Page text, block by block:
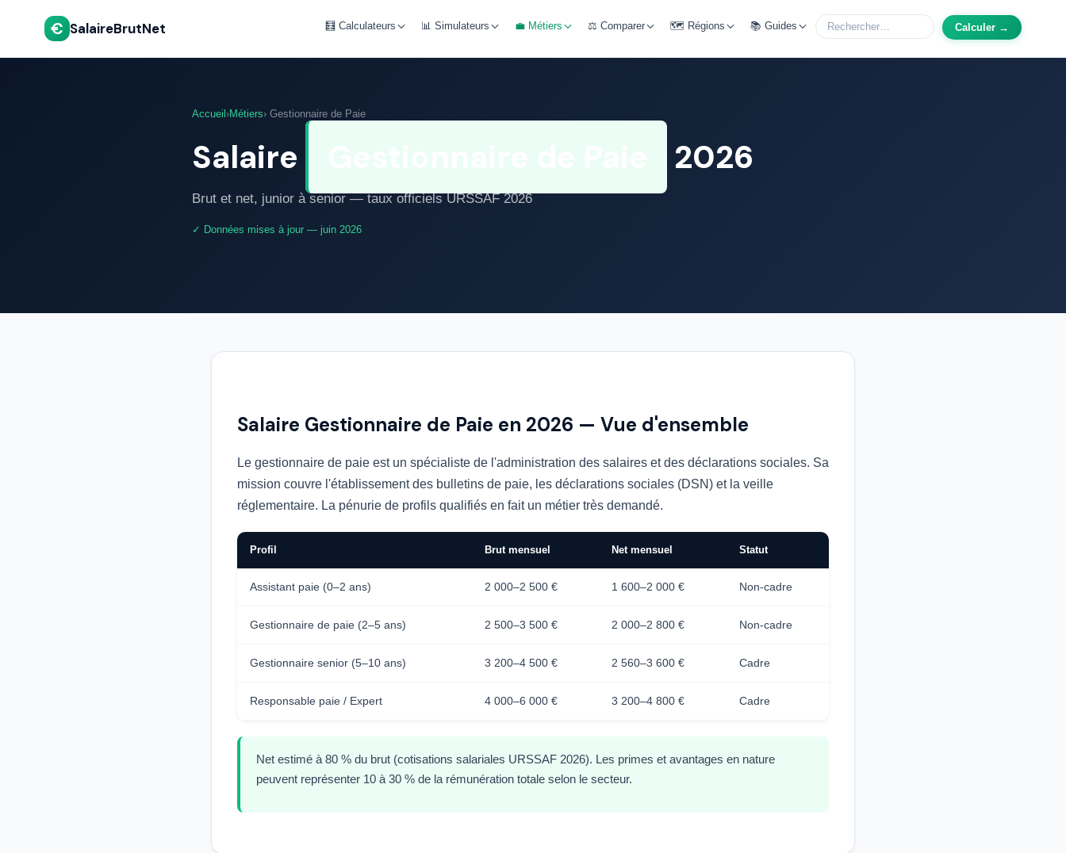
€ SalaireBrutNet 🧮 Calculateurs 📊 Simulateurs 💼 Métiers ⚖️ Comparer 🗺️ Régions 📚 Guides Calculer →
Accueil ›Métiers› Gestionnaire de Paie
Salaire 2026
Brut et net, junior à senior — taux officiels URSSAF 2026
✓ Données mises à jour — juin 2026
Salaire Gestionnaire de Paie en 2026 — Vue d'ensemble
Le gestionnaire de paie est un spécialiste de l'administration des salaires et des déclarations sociales. Sa
mission couvre l'établissement des bulletins de paie, les déclarations sociales (DSN) et la veille
réglementaire. La pénurie de profils qualifiés en fait un métier très demandé.
Profil Brut mensuel Net mensuel Statut
Assistant paie (0–2 ans) 2 000–2 500 € 1 600–2 000 € Non-cadre
Gestionnaire de paie (2–5 ans) 2 500–3 500 € 2 000–2 800 € Non-cadre
Gestionnaire senior (5–10 ans) 3 200–4 500 € 2 560–3 600 € Cadre
Responsable paie / Expert 4 000–6 000 € 3 200–4 800 € Cadre
Net estimé à 80 % du brut (cotisations salariales URSSAF 2026). Les primes et avantages en nature
peuvent représenter 10 à 30 % de la rémunération totale selon le secteur.